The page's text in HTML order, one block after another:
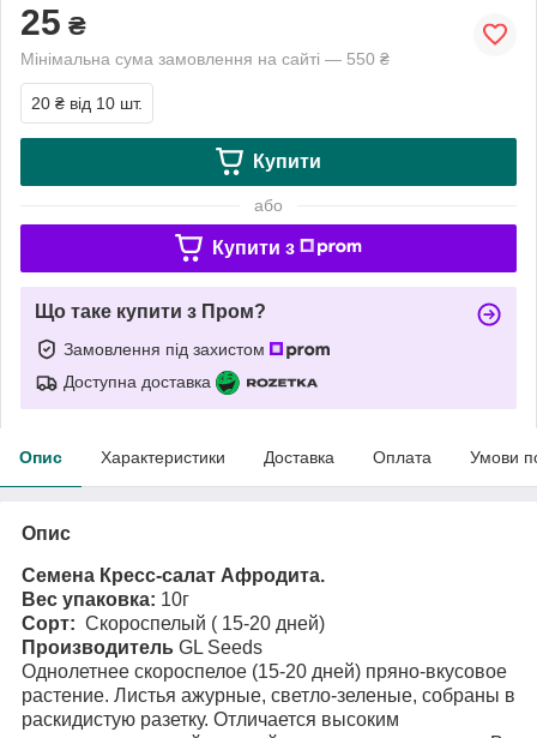
25 ₴
Мінімальна сума замовлення на сайті — 550 ₴
20 ₴ від 10 шт.
Купити
або
Купити з
Що таке купити з Пром?
Замовлення під захистом
Доступна доставка
Опис Характеристики Доставка Оплата Умови
Опис
Семена Кресс-салат Афродита.
Вес упаковка: 10г
Сорт: Скороспелый ( 15-20 дней)
Производитель GL Seeds
Однолетнее скороспелое (15-20 дней) пряно-вкусовое
растение. Листья ажурные, светло-зеленые, собраны в
раскидистую разетку. Отличается высоким